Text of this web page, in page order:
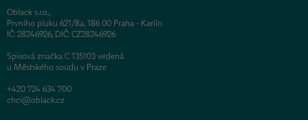
Oblack s.r.o.,
Prvního pluku 621/8a, 186 00 Praha - Karlín
IČ: 28246926, DIČ: CZ28246926
Spisová značka C 135103 vedená
u Městského soudu v Praze
+420 724 634 700
chci@oblack.cz